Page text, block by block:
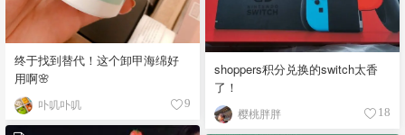
终于找到替代！这个卸甲海绵好
用啊🌸
卟叽卟叽 9
shoppers积分兑换的switch太香
了！
樱桃胖胖 18